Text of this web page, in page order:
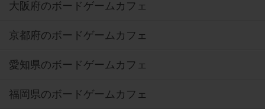
大阪府のボードゲームカフェ
京都府のボードゲームカフェ
愛知県のボードゲームカフェ
福岡県のボードゲームカフェ